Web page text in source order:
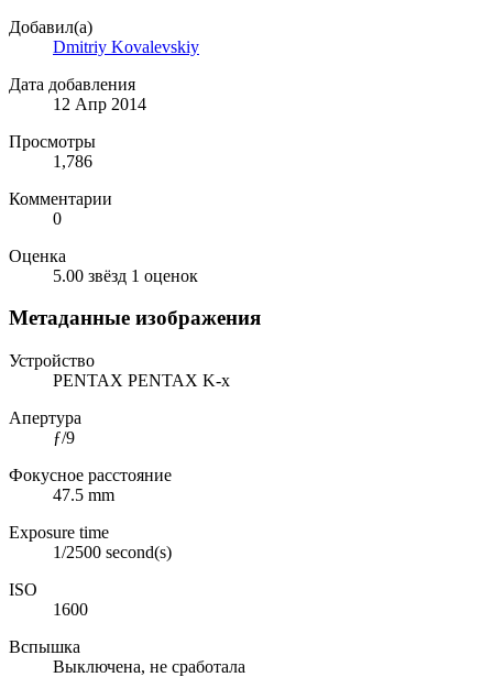
Добавил(а)
Dmitriy Kovalevskiy
Дата добавления
12 Апр 2014
Просмотры
1,786
Комментарии
0
Оценка
5.00 звёзд 1 оценок
Метаданные изображения
Устройство
PENTAX PENTAX K-x
Апертура
ƒ/9
Фокусное расстояние
47.5 mm
Exposure time
1/2500 second(s)
ISO
1600
Вспышка
Выключена, не сработала